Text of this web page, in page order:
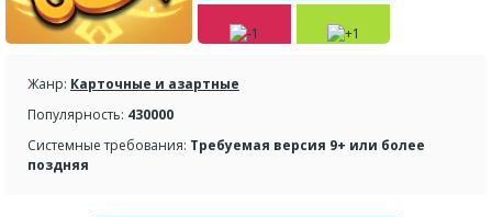
Жанр: Карточные и азартные
Популярность: 430000
Системные требования: Требуемая версия 9+ или более
поздняя